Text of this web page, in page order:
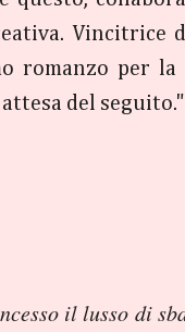
Vincitrice
per la
del seguito."
il lusso di